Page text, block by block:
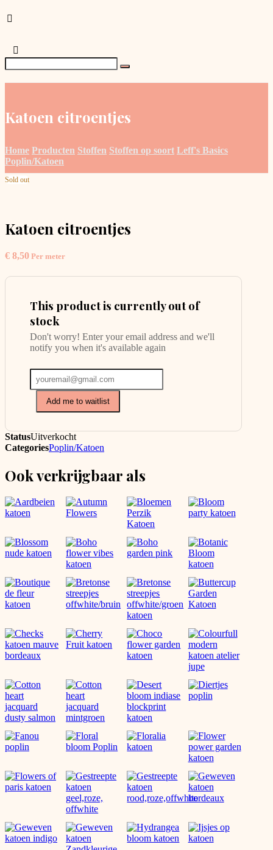
Katoen citroentjes
Home Producten Stoffen Stoffen op soort Leff's Basics
Poplin/Katoen
Sold out
Katoen citroentjes
€ 8,50 Per meter
This product is currently out of
stock
Don't worry! Enter your email address and we'll
notify you when it's available again
Add me to waitlist
StatusUitverkocht
CategoriesPoplin/Katoen
Ook verkrijgbaar als